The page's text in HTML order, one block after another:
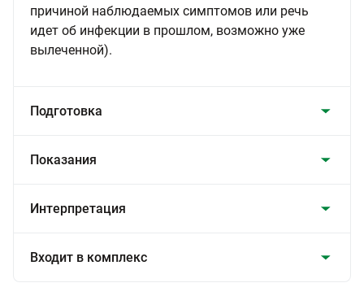
причиной наблюдаемых симптомов или речь
идет об инфекции в прошлом, возможно уже
вылеченной).
Подготовка
Показания
Интерпретация
Входит в комплекс